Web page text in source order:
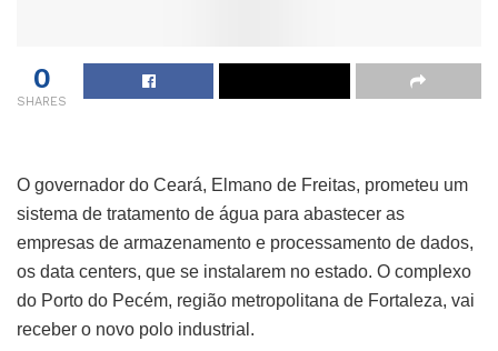
0
SHARES
O governador do Ceará, Elmano de Freitas, prometeu um
sistema de tratamento de água para abastecer as
empresas de armazenamento e processamento de dados,
os data centers, que se instalarem no estado. O complexo
do Porto do Pecém, região metropolitana de Fortaleza, vai
receber o novo polo industrial.